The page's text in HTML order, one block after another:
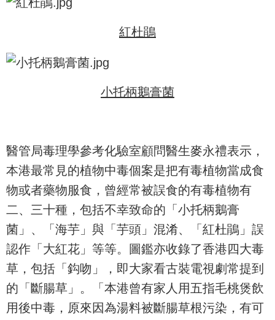
紅杜鵑
小托柄鵝膏菌
醫管局毒理學參考化驗室顧問醫生麥永禮表示，
本港最常見的植物中毒個案是把有毒植物當成食
物或者藥物服食，曾經常被誤食的有毒植物有
二、三十種，包括不幸致命的「小托柄鵝膏
菌」、「海芋」與「芋頭」混淆、「紅杜鵑」誤
認作「大紅花」等等。圖鑑亦收錄了香港四大毒
草，包括「鈎吻」，即大家看古裝電視劇常提到
的「斷腸草」。「本港曾有家人用五指毛桃煲飲
用後中毒，原來因為湯料被斷腸草根污染，有可